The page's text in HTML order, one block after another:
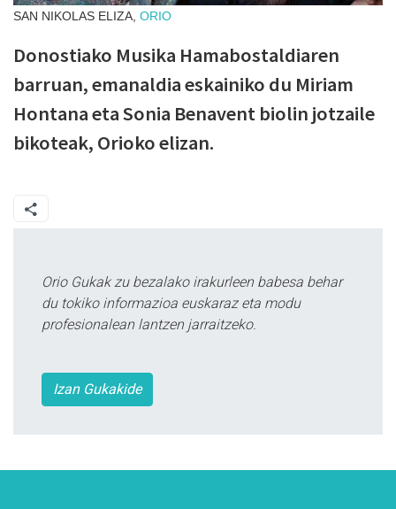
SAN NIKOLAS ELIZA, ORIO
Donostiako Musika Hamabostaldiaren
barruan, emanaldia eskainiko du Miriam
Hontana eta Sonia Benavent biolin jotzaile
bikoteak, Orioko elizan.
Orio Gukak zu bezalako irakurleen babesa behar
du tokiko informazioa euskaraz eta modu
profesionalean lantzen jarraitzeko.
Izan Gukakide